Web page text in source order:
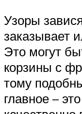
Узоры
заказывает
Это могут
корзины с
тому
главное –